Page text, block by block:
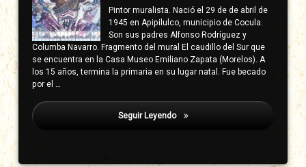
Pintor muralista. Nació el 29 de de abril de
1945 en Apipilulco, municipio de Cocula.
Son sus padres Alfonso Rodríguez y
Columba Navarro. Fragmento del mural El caudillo del Sur que
se encuentra en la Casa Museo Emiliano Zapata (Morelos). A
los 15 años, termina la primaria en su lugar natal. Fue becado
por el …
Seguir Leyendo Salmerón Acevedo, Jesús